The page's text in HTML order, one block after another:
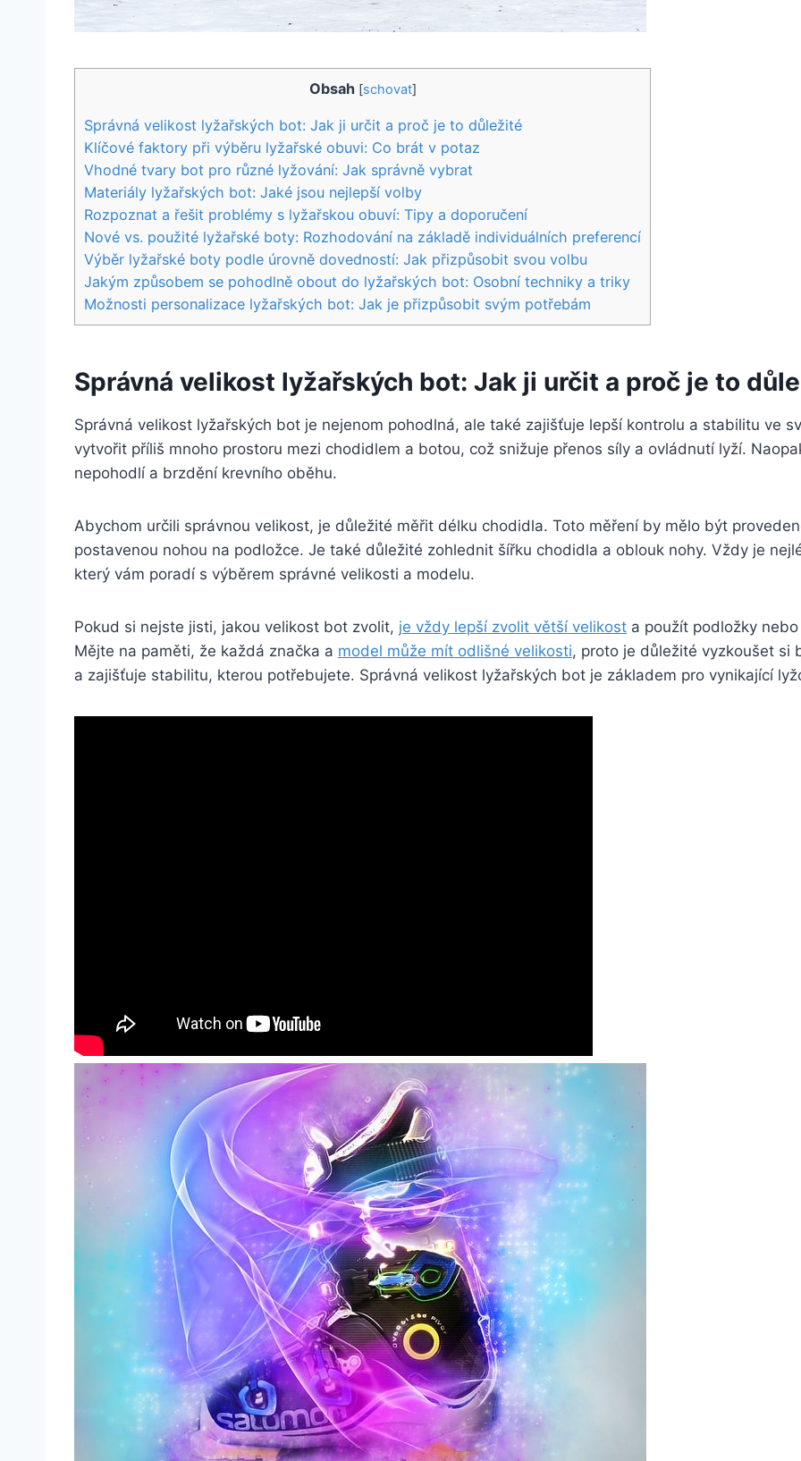
Obsah [schovat]
Správná velikost lyžařských bot: Jak ji určit a proč je to důležité
Klíčové faktory při výběru lyžařské obuvi: ⁣Co brát v potaz
Vhodné tvary bot pro různé lyžování: Jak správně vybrat
Materiály lyžařských bot: Jaké jsou nejlepší‍ volby
Rozpoznat a řešit problémy s lyžařskou obuví:‌ Tipy a doporučení
Nové vs. použité lyžařské boty: Rozhodování na základě individuálních preferencí
Výběr lyžařské boty podle úrovně dovedností: Jak přizpůsobit svou volbu
Jakým způsobem se pohodlně⁢ obout do lyžařských bot: Osobní techniky a triky
Možnosti personalizace lyžařských bot: Jak je přizpůsobit svým potřebám
Správná velikost lyžařských bot: Jak ji určit a proč je to
Správná velikost lyžařských bot je nejenom pohodlná, ale také zajišťuje​ lepší kontrolu a stabilitu ve
vytvořit příliš mnoho prostoru ​mezi ‍chodidlem a botou, což snižuje přenos síly a ovládnutí lyží.
nepohodlí ​a brzdění krevního oběhu.
Abychom určili správnou velikost, je důležité měřit délku chodidla. ⁢Toto měření by mělo být
postavenou nohou na podložce. Je také důležité​ zohlednit šířku chodidla a oblouk nohy. Vždy je
který vám poradí s výběrem správné velikosti a modelu.
Pokud si nejste jisti, jakou velikost​ bot zvolit, je vždy lepší zvolit větší velikost a použít podložky
Mějte na paměti, že každá značka‍ a model může⁢ mít odlišné velikosti, proto je důležité vyzkoušet si
⁣a zajišťuje stabilitu,‌ kterou potřebujete. Správná velikost lyžařských bot je základem pro vynikající